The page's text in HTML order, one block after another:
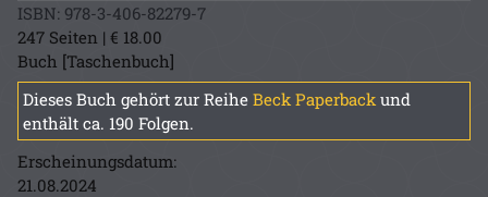
ISBN: 978-3-406-82279-7
247 Seiten | € 18.00
Buch [Taschenbuch]
Dieses Buch gehört zur Reihe Beck Paperback und
enthält ca. 190 Folgen.
Erscheinungsdatum:
21.08.2024